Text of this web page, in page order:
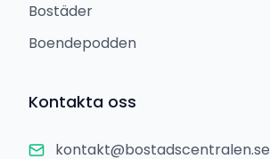
Bostäder
Boendepodden
Kontakta oss
kontakt@bostadscentralen.se